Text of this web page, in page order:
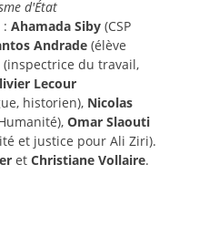
d'État
Ahamada Siby (CSP
Andrade (élève
(inspectrice du travail,
Lecour
historien), Nicolas
Omar Slaouti
et justice pour Ali Ziri).
et Christiane Vollaire.